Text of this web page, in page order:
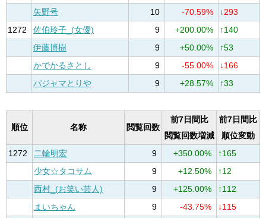
矢野号
10 -70.59%
↓293
1272
佐伯玲子_(女優) 9 +200.00%
↑140
伊藤博樹
9 +50.00%
↑53
かでかるさとし
9 -55.00%
↓166
パジャマとりや
9 +28.57% ↑33
順位 名称 閲覧回数
前7日間比
閲覧回数増減
前7日間比
順位変動
1272
二輪明宏 9 +350.00%
↑165
少女☆タコサム
9 +12.50%
↑12
西村_(お笑い芸人)
9 +125.00%
↑112
まいちゃん
9 -43.75%
↓115